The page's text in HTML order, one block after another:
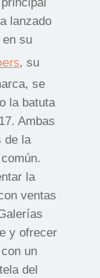
lanzado
su
, su
se
la batuta
Ambas
de la
la
ventas
y ofrecer
un
del